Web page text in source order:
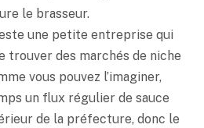
le brasseur.
une petite entreprise qui
trouver des marchés de niche
vous pouvez l’imaginer,
un flux régulier de sauce
de la préfecture, donc le